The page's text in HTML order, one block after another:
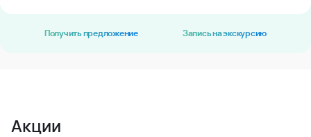
Получить предложение Запись на экскурсию
Акции